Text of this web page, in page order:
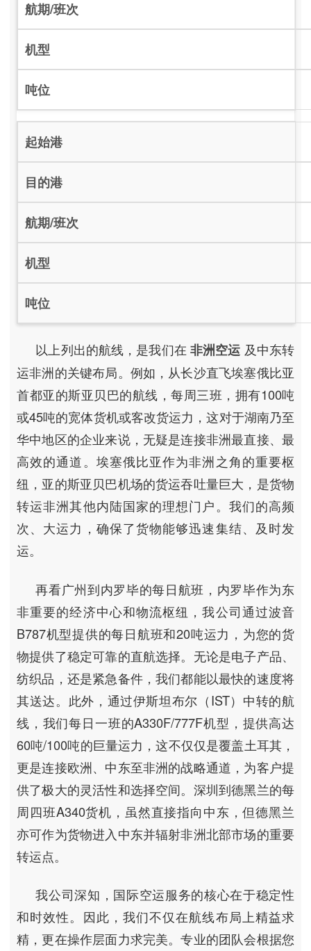
以上列出的航线，是我们在 非洲空运 及中东转
运非洲的关键布局。例如，从长沙直飞埃塞俄比亚
首都亚的斯亚贝巴的航线，每周三班，拥有100吨
或45吨的宽体货机或客改货运力，这对于湖南乃至
华中地区的企业来说，无疑是连接非洲最直接、最
高效的通道。埃塞俄比亚作为非洲之角的重要枢
纽，亚的斯亚贝巴机场的货运吞吐量巨大，是货物
转运非洲其他内陆国家的理想门户。我们的高频
次、大运力，确保了货物能够迅速集结、及时发
运。
再看广州到内罗毕的每日航班，内罗毕作为东
非重要的经济中心和物流枢纽，我公司通过波音
B787机型提供的每日航班和20吨运力，为您的货
物提供了稳定可靠的直航选择。无论是电子产品、
纺织品，还是紧急备件，我们都能以最快的速度将
其送达。此外，通过伊斯坦布尔（IST）中转的航
线，我们每日一班的A330F/777F机型，提供高达
60吨/100吨的巨量运力，这不仅仅是覆盖土耳其，
更是连接欧洲、中东至非洲的战略通道，为客户提
供了极大的灵活性和选择空间。深圳到德黑兰的每
周四班A340货机，虽然直接指向中东，但德黑兰
亦可作为货物进入中东并辐射非洲北部市场的重要
转运点。
我公司深知，国际空运服务的核心在于稳定性
和时效性。因此，我们不仅在航线布局上精益求
精，更在操作层面力求完美。专业的团队会根据您